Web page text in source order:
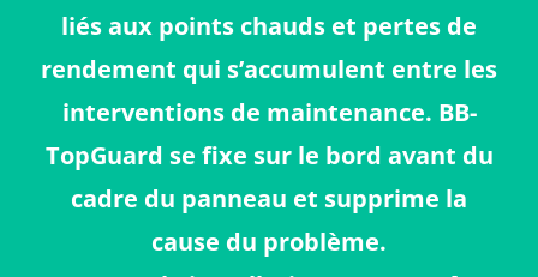
liés aux points chauds et pertes de
rendement qui s’accumulent entre les
interventions de maintenance. BB-
TopGuard se fixe sur le bord avant du
cadre du panneau et supprime la
cause du problème.